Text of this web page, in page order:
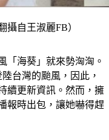
攝自王淑麗FB）
「海葵」就來勢洶洶。
台灣的颱風，因此，
續更新資訊。然而，擁
報時出包，讓她嚇得趕